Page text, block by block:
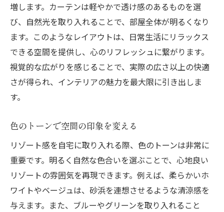
増します。カーテンは軽やかで透け感のあるものを選
び、自然光を取り入れることで、部屋全体が明るくなり
ます。このようなレイアウトは、日常生活にリラックス
できる空間を提供し、心のリフレッシュに繋がります。
視覚的な広がりを感じることで、実際の広さ以上の快適
さが得られ、インテリアの魅力を最大限に引き出しま
す。
色のトーンで空間の印象を変える
リゾート感を自宅に取り入れる際、色のトーンは非常に
重要です。明るく自然な色合いを選ぶことで、心地良い
リゾートの雰囲気を再現できます。例えば、柔らかいホ
ワイトやベージュは、砂浜を連想させるような清涼感を
与えます。また、ブルーやグリーンを取り入れること